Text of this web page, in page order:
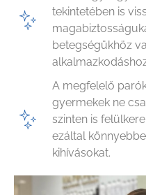
tekintetében is
betegségükhöz
A megfelelő
gyermekek ne
szinten is
ezáltal
kihívásokat.